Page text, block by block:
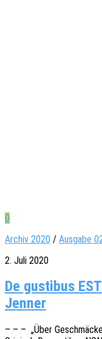
0
Archiv 2020 / Ausgabe
2. Juli 2020
De gustibus
Jenner
– – – „Über